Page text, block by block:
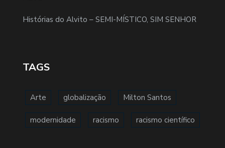
Histórias do Alvito – SEMI-MÍSTICO, SIM SENHOR
TAGS
Arte globalização Milton Santos
modernidade racismo racismo científico